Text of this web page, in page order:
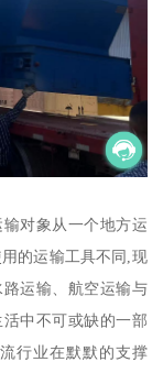
对象从一个地方运
的运输工具不同,现
运输、航空运输与
中不可或缺的一部
行业在默默的支撑